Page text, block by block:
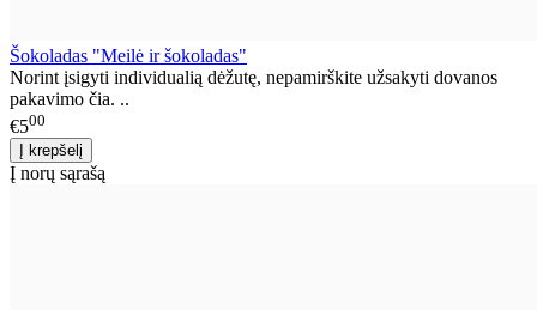
Šokoladas "Meilė ir šokoladas"
Norint įsigyti individualią dėžutę, nepamirškite užsakyti dovanos
pakavimo čia. ..
€500
Į norų sąrašą